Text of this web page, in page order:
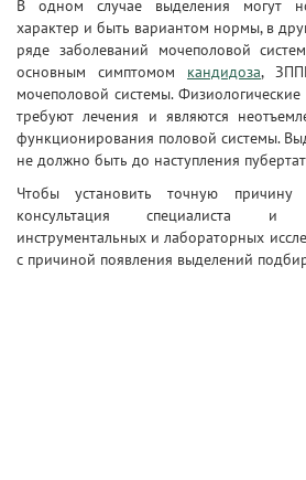
В одном случае выделения могут
характер и быть вариантом нормы, в
ряде заболеваний мочеполовой
основным симптомом кандидоза,
мочеполовой системы.
требуют лечения и являются
функционирования половой системы.
не должно быть до наступления
Чтобы установить точную причину
консультация специалиста и
инструментальных и лабораторных
с причиной появления выделений